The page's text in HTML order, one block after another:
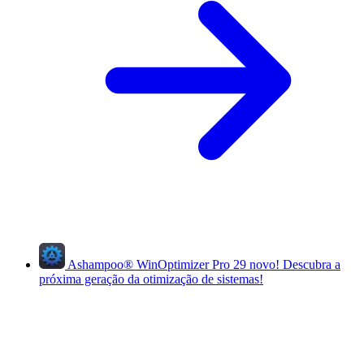
Ashampoo® WinOptimizer Pro 29 novo! Descubra a
próxima geração da otimização de sistemas!